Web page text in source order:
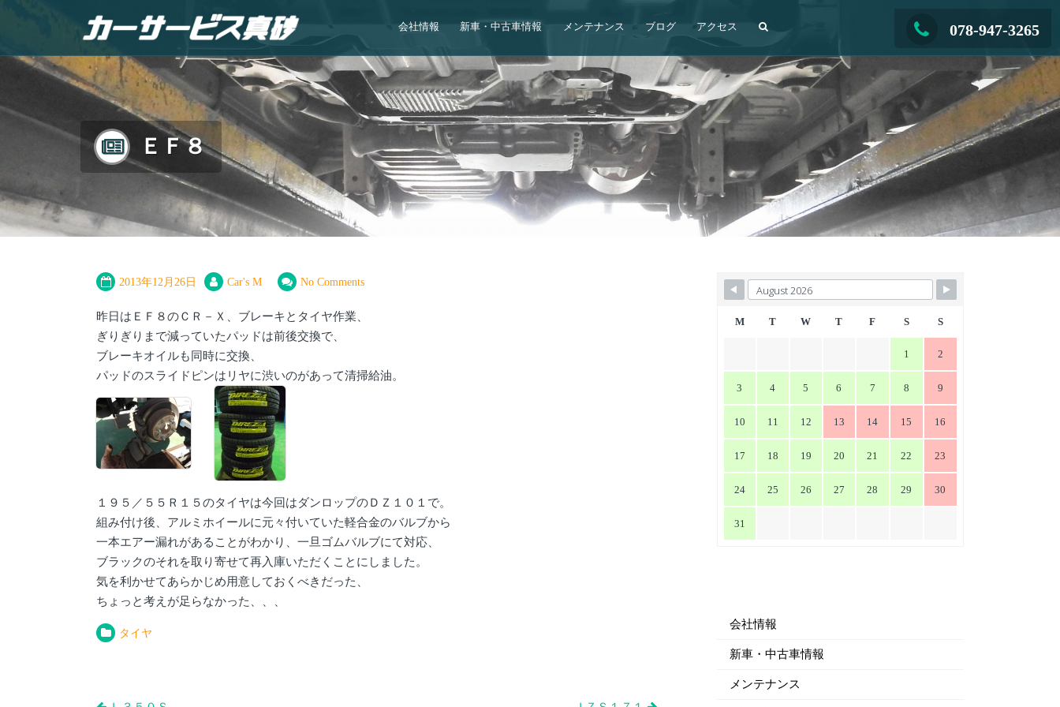
078-947-3265
会社情報 新車・中古車情報 メンテナンス ブログ アクセス
ＥＦ８
2013年12月26日 Car's M No Comments
昨日はＥＦ８のＣＲ－Ｘ、ブレーキとタイヤ作業、
ぎりぎりまで減っていたパッドは前後交換で、
ブレーキオイルも同時に交換、
パッドのスライドピンはリヤに渋いのがあって清掃給油。
１９５／５５Ｒ１５のタイヤは今回はダンロップのＤＺ１０１で。
組み付け後、アルミホイールに元々付いていた軽合金のバルブから
一本エアー漏れがあることがわかり、一旦ゴムバルブにて対応、
ブラックのそれを取り寄せて再入庫いただくことにしました。
気を利かせてあらかじめ用意しておくべきだった、
ちょっと考えが足らなかった、、、
タイヤ
M T W T F S S
1 2
3 4 5 6 7 8 9
10 11 12 13 14 15 16
17 18 19 20 21 22 23
24 25 26 27 28 29 30
31
会社情報
新車・中古車情報
メンテナンス